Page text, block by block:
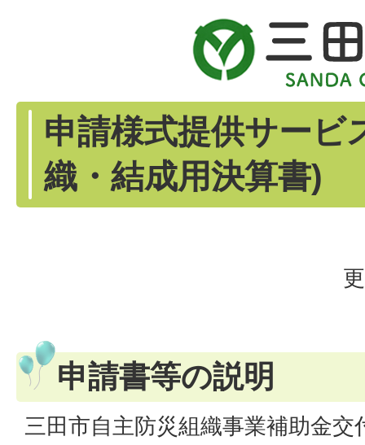
申請様式提供サービ
織・結成用決算書)
申請書等の説明
三田市自主防災組織事業補助金